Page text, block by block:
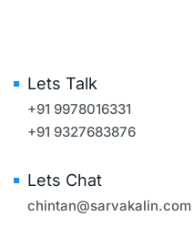
Lets Talk
+91 9978016331
+91 9327683876
Lets Chat
chintan@sarvakalin.com